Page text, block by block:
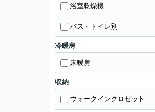
浴室乾燥機
バス・トイレ別
冷暖房
床暖房
収納
ウォークインクロゼット